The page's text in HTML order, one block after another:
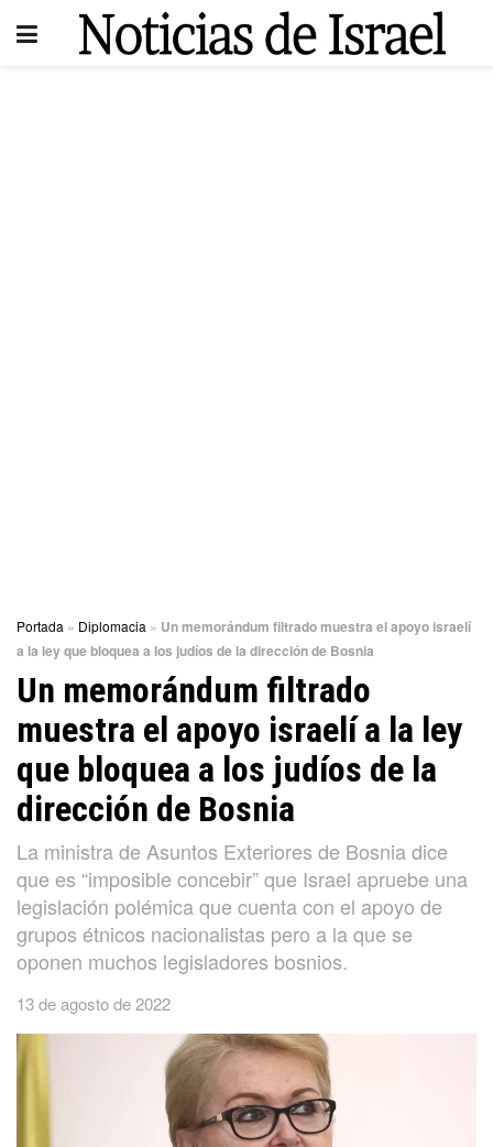
Portada » Diplomacia » Un memorándum filtrado muestra el apoyo israelí
a la ley que bloquea a los judíos de la dirección de Bosnia
Un memorándum filtrado
muestra el apoyo israelí a la ley
que bloquea a los judíos de la
dirección de Bosnia
La ministra de Asuntos Exteriores de Bosnia dice
que es “imposible concebir” que Israel apruebe una
legislación polémica que cuenta con el apoyo de
grupos étnicos nacionalistas pero a la que se
oponen muchos legisladores bosnios.
13 de agosto de 2022